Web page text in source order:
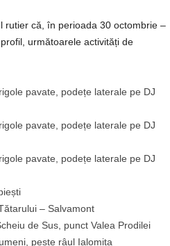
rutier că, în perioada 30 octombrie –
următoarele activități de
pavate, podețe laterale pe DJ
pavate, podețe laterale pe DJ
pavate, podețe laterale pe DJ
– Salvamont
de Sus, punct Valea Prodilei
peste râul Ialomița